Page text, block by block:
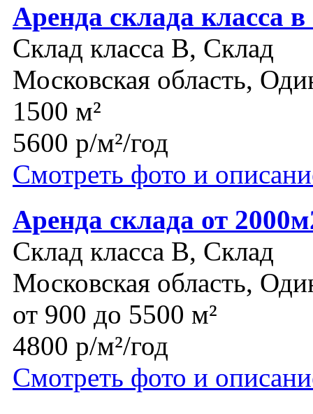
Аренда склада класса
Склад класса B, Склад
Московская область,
1500 м²
5600 р/м²/год
Смотреть фото и
Аренда склада от
Склад класса B, Склад
Московская область,
от 900 до 5500 м²
4800 р/м²/год
Смотреть фото и